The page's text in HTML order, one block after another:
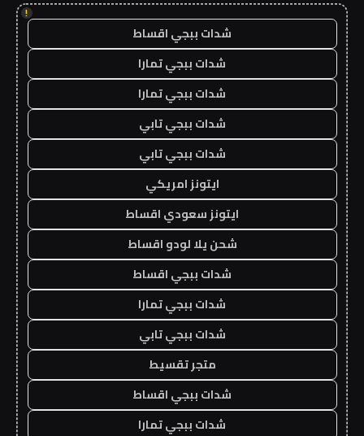
!
شدات ببجي اقساط
شدات ببجي تمارا
شدات ببجي تمارا
شدات ببجي تابي
شدات ببجي تابي
ايتونز امريكي
ايتونز سعودي اقساط
شحن يلا لودو اقساط
شدات ببجي اقساط
شدات ببجي تمارا
شدات ببجي تابي
متجر تقسيط
شدات ببجي اقساط
شدات ببجي تمارا